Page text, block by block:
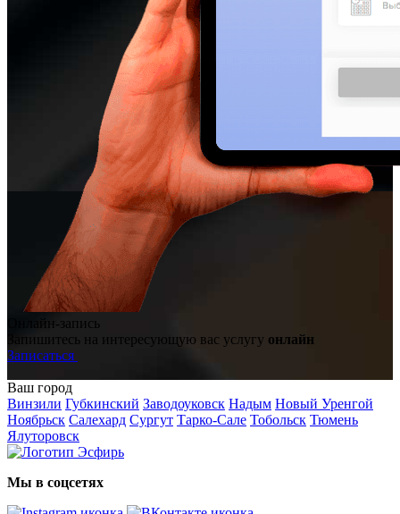
Онлайн-запись
Запишитесь на интересующую вас услугу онлайн
Записаться
Ваш город
Винзили Губкинский Заводоуковск Надым Новый Уренгой
Ноябрьск Салехард Сургут Тарко-Сале Тобольск Тюмень
Ялуторовск
Мы в соцсетях